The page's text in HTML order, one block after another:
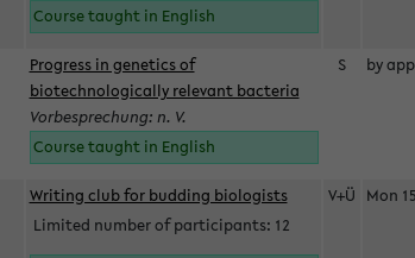
Course taught in English
Progress in genetics of
biotechnologically relevant bacteria
Vorbesprechung: n. V.
Course taught in English
S by
Writing club for budding biologists
Limited number of participants: 12
V+Ü Mon